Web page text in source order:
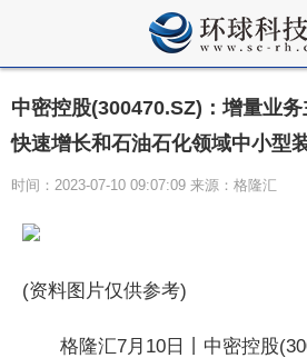
中密控股(300470.SZ)：增量业
快速增长和石油石化领域中小型
时间：2023-07-10 09:07:09 来源：格隆汇
(资料图片仅供参考)
格隆汇7月10日丨中密控股